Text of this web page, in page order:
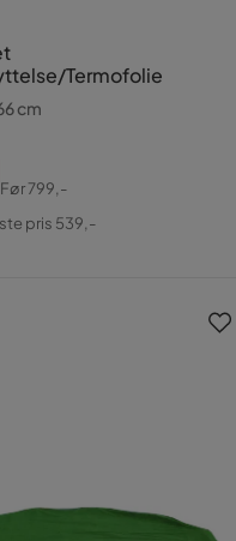
Termofolie
cm
Før799,-
pris 539,-